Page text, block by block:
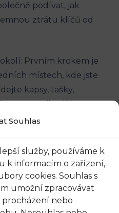
Souhlas
služby, používáme k
k informacím o zařízení,
cookies. Souhlas s
umožní zpracovávat
procházení nebo
podívat, jak
ztrátu klíčů od
Prvním krokem je
místech, kde jste
kapsy, tašky,
na
Pokud klíče
se obrátit na výrobce
Zajistěte si VIN